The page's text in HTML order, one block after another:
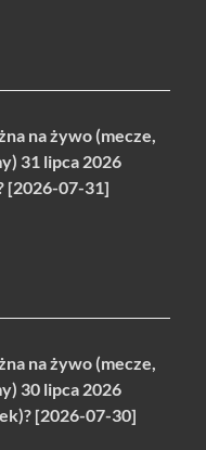
na żywo (mecze,
31 lipca 2026
[2026-07-31]
na żywo (mecze,
30 lipca 2026
[2026-07-30]